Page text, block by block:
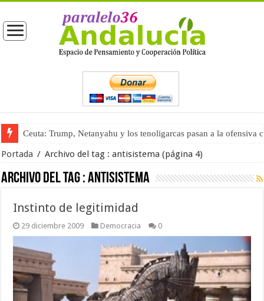
Ceuta: Trump, Netanyahu y los tenoligarcas pasan a la ofensiva
La masificación turística (tercera parte)
Portada / Archivo del tag :antisistema (página 4)
Archivo del tag :antisistema
Instinto de legitimidad
29 diciembre 2009 Democracia 0